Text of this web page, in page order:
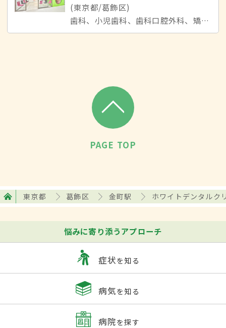
(東京都/葛飾区)
歯科、小児歯科、歯科口腔外科、矯正歯科
PAGE TOP
東京都 葛飾区 金町駅 ホワイトデンタルク
悩みに寄り添うアプローチ
症状を知る
病気を知る
病院を探す